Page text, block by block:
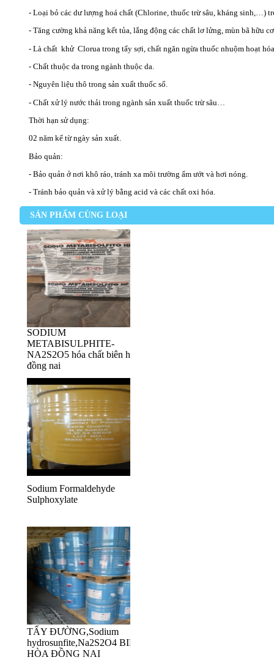
- Loại bỏ các dư lượng hoá chất (Chlorine, thuốc trừ sâu, kháng sinh,…)
- Tăng cường khả năng kết tủa, lắng động các chất lơ lửng, mùn bã hữu
- Là chất khử Clorua trong tẩy sợi, chất ngăn ngừa thuốc nhuộm hoạt
- Chất thuộc da trong ngành thuộc da.
- Nguyên liệu thô trong sản xuất thuốc sổ.
- Chất xử lý nước thải trong ngành sản xuất thuốc trừ sâu…
Thời hạn sử dụng:
02 năm kể từ ngày sản xuất.
Bảo quản:
- Bảo quản ở nơi khô ráo, tránh xa môi trường ẩm ướt và hơi nóng.
- Tránh bảo quản và xử lý bằng acid và các chất oxi hóa.
SẢN PHẨM CÙNG LOẠI
SODIUM
METABISULPHITE-
NA2S2O5 hóa chất biên hòa
đồng nai
Sodium Formaldehyde
Sulphoxylate
TẨY ĐƯỜNG,Sodium
hydrosunfite,Na2S2O4 BIÊN
HÒA ĐỒNG NAI